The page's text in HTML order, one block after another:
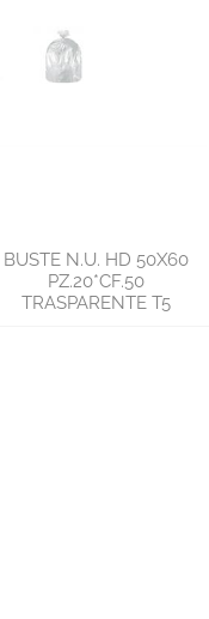
BUSTE N.U. HD 50X60
PZ.20*CF.50
TRASPARENTE T5